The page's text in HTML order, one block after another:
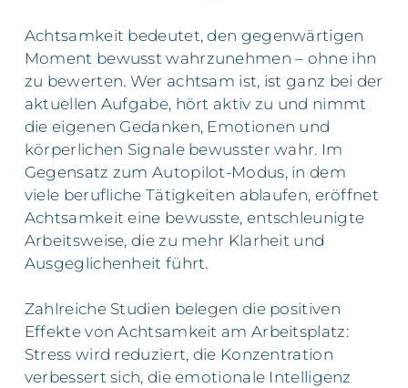
Achtsamkeit bedeutet, den gegenwärtigen
Moment bewusst wahrzunehmen – ohne ihn
zu bewerten. Wer achtsam ist, ist ganz bei der
aktuellen Aufgabe, hört aktiv zu und nimmt
die eigenen Gedanken, Emotionen und
körperlichen Signale bewusster wahr. Im
Gegensatz zum Autopilot-Modus, in dem
viele berufliche Tätigkeiten ablaufen, eröffnet
Achtsamkeit eine bewusste, entschleunigte
Arbeitsweise, die zu mehr Klarheit und
Ausgeglichenheit führt.
Zahlreiche Studien belegen die positiven
Effekte von Achtsamkeit am Arbeitsplatz:
Stress wird reduziert, die Konzentration
verbessert sich, die emotionale Intelligenz